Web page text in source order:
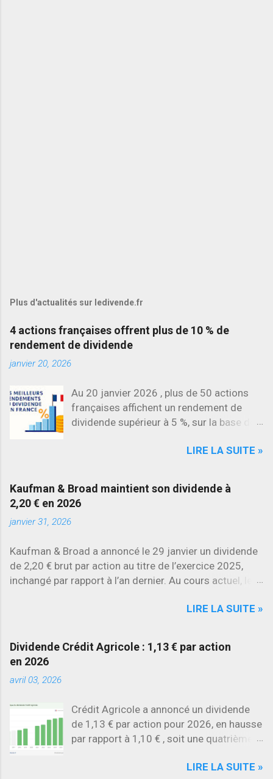
Plus d'actualités sur ledivende.fr
4 actions françaises offrent plus de 10 % de
rendement de dividende
janvier 20, 2026
Au 20 janvier 2026 , plus de 50 actions
françaises affichent un rendement de
dividende supérieur à 5 %, sur la base des
évolutions les plus marquantes concerne
Stellantis et Renault reculent déjà à deux
chiffres.
LIRE LA SUITE »
Kaufman & Broad maintient son dividende à
2,20 € en 2026
janvier 31, 2026
Kaufman & Broad a annoncé le 29 janvier un dividende
de 2,20 € brut par action au titre de l’exercice 2025,
inchangé par rapport à l’an dernier. Au cours actuel, le
LIRE LA SUITE »
Dividende Crédit Agricole : 1,13 € par action
en 2026
avril 03, 2026
Crédit Agricole a annoncé un dividende
de 1,13 € par action pour 2026, en hausse
par rapport à 1,10 € , soit une quatrième
LIRE LA SUITE »